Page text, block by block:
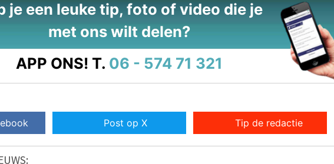
je een leuke tip, foto of video die je
met ons wilt delen?
APP ONS! T. 06 - 574 71 321
Post op X Tip de redactie